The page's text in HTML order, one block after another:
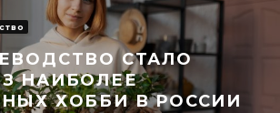
СТАЛО
НАИБОЛЕЕ
ХОББИ В РОССИИ